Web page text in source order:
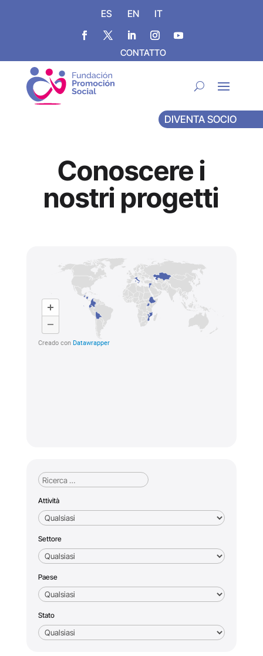
ES EN IT
CONTATTO
DIVENTA SOCIO
Conoscere i
nostri progetti
Attività
Settore
Paese
Stato